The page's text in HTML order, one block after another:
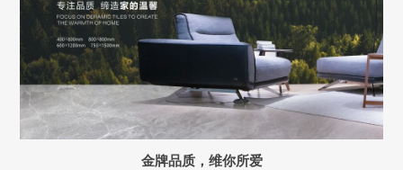
金牌品质，维你所爱